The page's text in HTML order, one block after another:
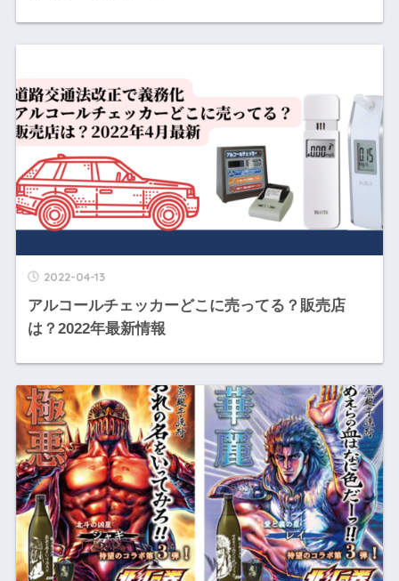
2022-04-13
アルコールチェッカーどこに売ってる？販売店
は？2022年最新情報